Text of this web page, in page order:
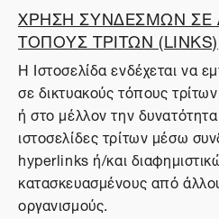
ΧΡΗΣΗ ΣΥΝΔΕΣΜΩΝ ΣΕ
ΤΟΠΟΥΣ ΤΡΙΤΩΝ (LINKS)
Η Ιστοσελίδα ενδέχεται να
σε δικτυακούς τόπους
ή στο μέλλον την
ιστοσελίδες τρίτων μέσω
hyperlinks ή/και
κατασκευασμένους από
οργανισμούς.